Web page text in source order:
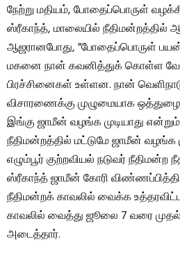
நேற்று மதியம், போதைப்பொருள்
ஸ்ரீகாந்த், மாலையில் நீதிமன்றத்தில்
ஆஜரானபோது, ​​”போதைப்பொருள்
மகனை நான் கவனித்துக் கொள்ள
பிரச்சினைகள் உள்ளன. நான்
விசாரணைக்கு முழுமையாக
இங்கு ஜாமீன் வழங்க முடியாது என்றும்,
நீதிமன்றத்தில் மட்டுமே ஜாமீன் வழங்க
எழும்பூர் குற்றவியல் நடுவர் நீதிமன்ற
ஸ்ரீகாந்த் ஜாமீன் கோரி
நீதிமன்றக் காவலில் வைக்க
காவலில் வைத்து ஜூலை 7 வரை முதல்
அடைத்தார்.